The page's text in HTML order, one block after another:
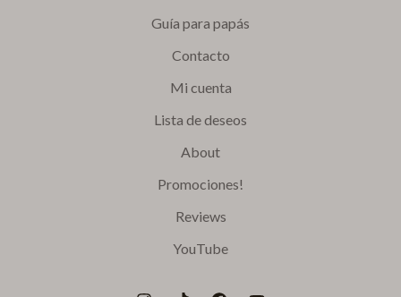
Guía para papás
Contacto
Mi cuenta
Lista de deseos
About
Promociones!
Reviews
YouTube